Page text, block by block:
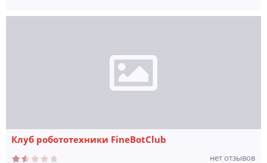
Клуб робототехники FineBotClub
нет отзывов